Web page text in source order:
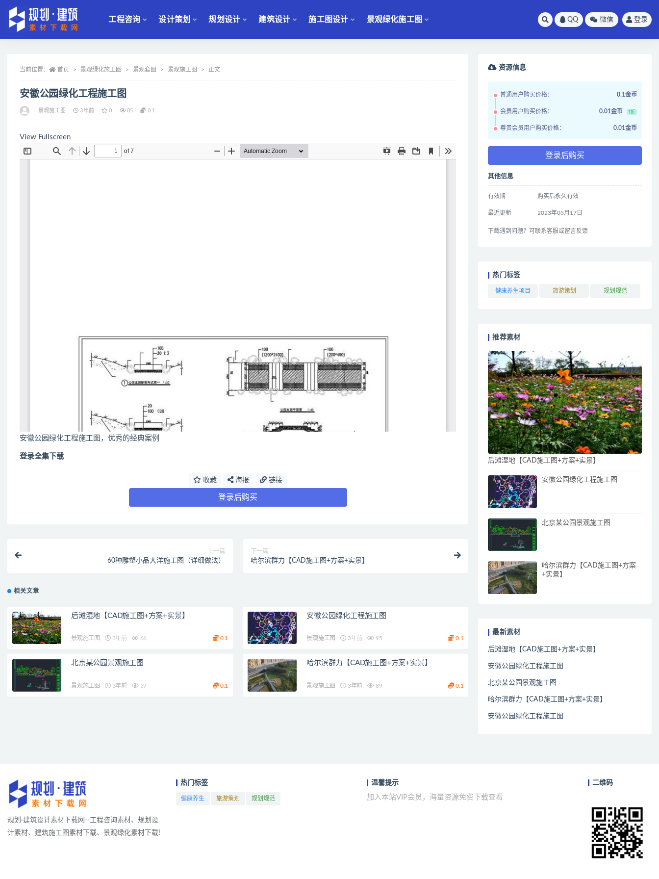
工程咨询 设计策划 规划设计 建筑设计 施工图设计 景观绿化施工图 QQ 微信 登录
当前位置： 首页 景观绿化施工图 景观套图 景观施工图 正文
安徽公园绿化工程施工图
景观施工图 3年前 0 85 0.1
View Fullscreen
安徽公园绿化工程施工图，优秀的经典案例
登录全集下载
收藏 海报 链接
登录后购买
上一篇
60种雕塑小品大洋施工图（详细做法）
下一篇
哈尔滨群力【CAD施工图+方案+实景】
相关文章
后滩湿地【CAD施工图+方案+实景】
景观施工图 3年前 66 0.1
安徽公园绿化工程施工图
景观施工图 3年前 95 0.1
北京某公园景观施工图
景观施工图 3年前 59 0.1
哈尔滨群力【CAD施工图+方案+实景】
景观施工图 3年前 89 0.1
资源信息
普通用户购买价格： 0.1金币
会员用户购买价格： 0.01金币 1折
尊贵会员用户购买价格： 0.01金币
登录后购买
其他信息
有效期 购买后永久有效
最近更新 2023年05月17日
下载遇到问题？可联系客服或留言反馈
热门标签
健康养生项目 旅游策划 规划规范
推荐素材
后滩湿地【CAD施工图+方案+实景】
安徽公园绿化工程施工图
北京某公园景观施工图
哈尔滨群力【CAD施工图+方案
+实景】
最新素材
后滩湿地【CAD施工图+方案+实景】
安徽公园绿化工程施工图
北京某公园景观施工图
哈尔滨群力【CAD施工图+方案+实景】
安徽公园绿化工程施工图
规划·建筑设计素材下载网--工程咨询素材、规划设
计素材、建筑施工图素材下载、景观绿化素材下载!
热门标签
健康养生 旅游策划 规划规范
温馨提示
加入本站VIP会员，海量资源免费下载查看
二维码